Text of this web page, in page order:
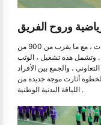
وروح الفريق
وتتميز الألعاب بمشاركة عالية من جميع الإدارات ، مع ما يقرب من 900 من
وتشمل هذه تشغيل ، الوثب
، والجمع بين الأفراد
أثارت موجة جديدة من
اللياقة البدنية الوطنية .